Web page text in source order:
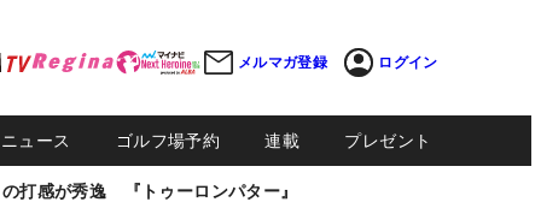
メルマガ登録 ログイン
ュース ゴルフ場予約 連載 プレゼント
打感が秀逸 『トゥーロンパター』